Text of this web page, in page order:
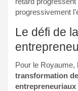
progressivement
Le défi de
Pour le Royaume,
transformation